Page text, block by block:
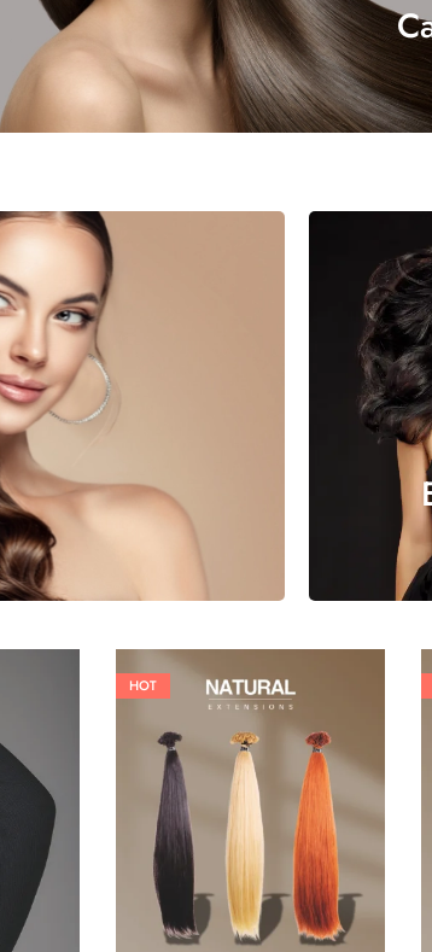
HOT
19,36 € 26,62 €